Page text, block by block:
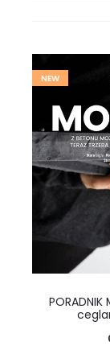
NEW